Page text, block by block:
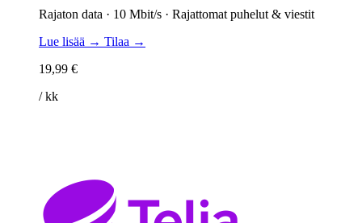
Rajaton data · 10 Mbit/s · Rajattomat puhelut & viestit
Lue lisää → Tilaa →
19,99 €
/ kk